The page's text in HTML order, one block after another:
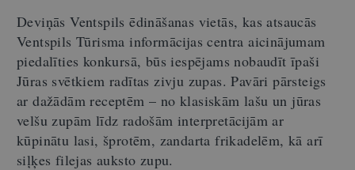
Deviņās Ventspils ēdināšanas vietās, kas atsaucās
Ventspils Tūrisma informācijas centra aicinājumam
piedalīties konkursā, būs iespējams nobaudīt īpaši
Jūras svētkiem radītas zivju zupas. Pavāri pārsteigs
ar dažādām receptēm – no klasiskām lašu un jūras
velšu zupām līdz radošām interpretācijām ar
kūpinātu lasi, šprotēm, zandarta frikadelēm, kā arī
siļķes filejas auksto zupu.